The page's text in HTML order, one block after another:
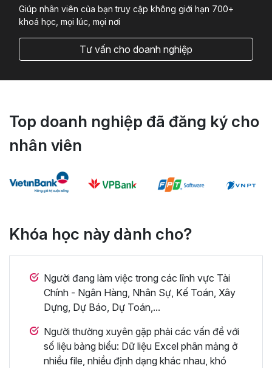
Giúp nhân viên của bạn truy cập không giới hạn 700+
khoá học, mọi lúc, mọi nơi
Tư vấn cho doanh nghiệp
Top doanh nghiệp đã đăng ký cho
nhân viên
Khóa học này dành cho?
Người đang làm việc trong các lĩnh vực Tài
Chính - Ngân Hàng, Nhân Sự, Kế Toán, Xây
Dựng, Dự Báo, Dự Toán,...
Người thường xuyên gặp phải các vấn đề với
số liệu bảng biểu: Dữ liệu Excel phân mảng ở
nhiều file, nhiều định dạng khác nhau, khó